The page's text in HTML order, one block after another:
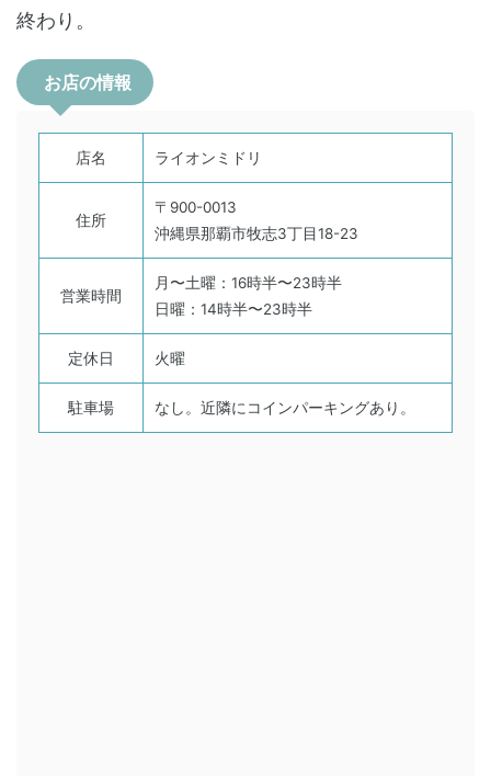
終わり。
お店の情報
店名 ライオンミドリ
住所
〒900-0013
沖縄県那覇市牧志3丁目18-23
営業時間
月〜土曜：16時半〜23時半
日曜：14時半〜23時半
定休日 火曜
駐車場 なし。近隣にコインパーキングあり。